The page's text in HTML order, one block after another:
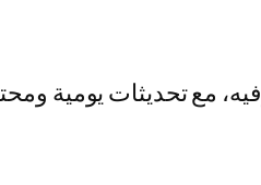
مع تحديثات يومية